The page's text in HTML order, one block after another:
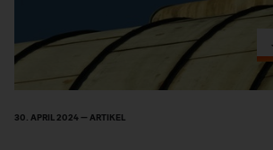
30. APRIL 2024 — ARTIKEL